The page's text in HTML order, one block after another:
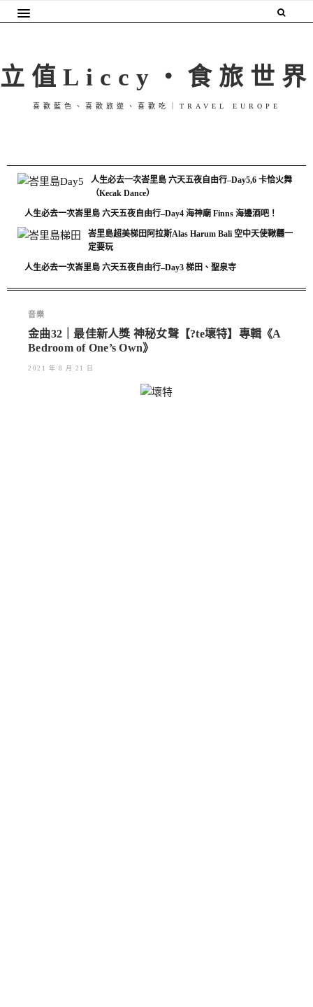
立值Liccy・食旅世界
喜歡藍色、喜歡旅遊、喜歡吃｜TRAVEL EUROPE
人生必去一次峇里島 六天五夜自由行–Day5,6 卡恰火舞
（Kecak Dance）
人生必去一次峇里島 六天五夜自由行–Day4 海神廟 Finns 海邊酒吧！
峇里島超美梯田阿拉斯Alas Harum Bali 空中天使鞦韆一
定要玩
人生必去一次峇里島 六天五夜自由行–Day3 梯田、聖泉寺
音樂
金曲32｜最佳新人獎 神秘女聲【?te壞特】專輯《A
Bedroom of One’s Own》
2021 年 8 月 21 日